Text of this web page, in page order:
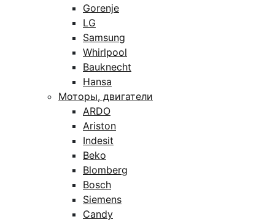
Gorenje
LG
Samsung
Whirlpool
Bauknecht
Hansa
Моторы, двигатели
ARDO
Ariston
Indesit
Beko
Blomberg
Bosch
Siemens
Candy